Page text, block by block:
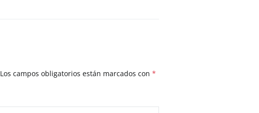
Los campos obligatorios están marcados con *